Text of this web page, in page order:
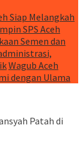
Siap Melangkah
SPS Aceh
Semen dan
Wagub Aceh
dengan Ulama
Patah di